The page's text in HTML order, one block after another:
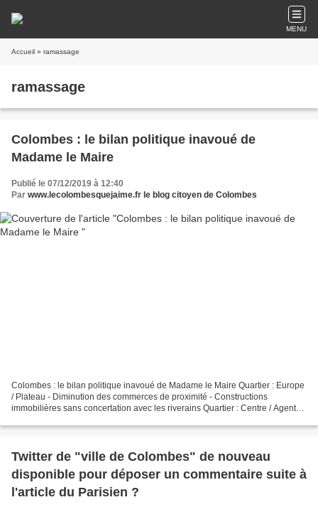
MENU
Accueil » ramassage
ramassage
Colombes : le bilan politique inavoué de
Madame le Maire
Publié le 07/12/2019 à 12:40
Par www.lecolombesquejaime.fr le blog citoyen de Colombes
Colombes : le bilan politique inavoué de Madame le Maire Quartier : Europe
/ Plateau - Diminution des commerces de proximité - Constructions
immobilières sans concertation avec les riverains Quartier : Centre / Agent
Twitter de "ville de Colombes" de nouveau
disponible pour déposer un commentaire suite à
l'article du Parisien ?